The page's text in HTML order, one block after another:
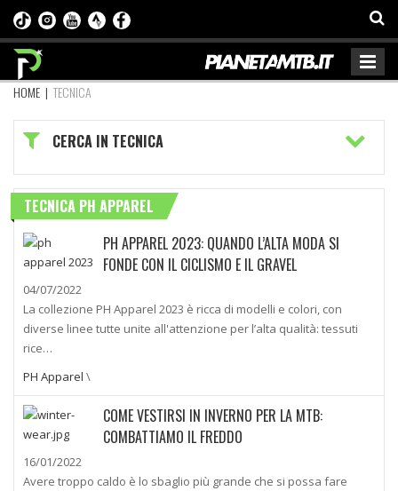
HOME | TECNICA
CERCA IN TECNICA
TECNICA PH APPAREL
PH APPAREL 2023: QUANDO L’ALTA MODA SI
FONDE CON IL CICLISMO E IL GRAVEL
04/07/2022
La collezione PH Apparel 2023 è ricca di modelli e colori, con
diverse linee tutte unite all'attenzione per l’alta qualità: tessuti
rice…
PH Apparel \
COME VESTIRSI IN INVERNO PER LA MTB:
COMBATTIAMO IL FREDDO
16/01/2022
Avere troppo caldo è lo sbaglio più grande che si possa fare